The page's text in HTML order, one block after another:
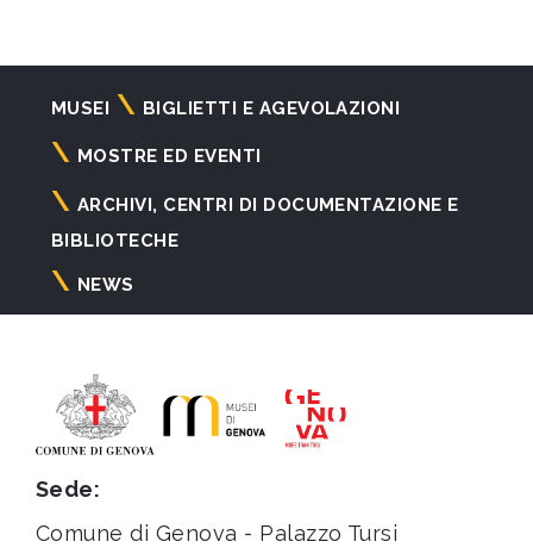
Navigazione
principale
MUSEI BIGLIETTI E AGEVOLAZIONI
MOSTRE ED EVENTI
ARCHIVI, CENTRI DI DOCUMENTAZIONE E
BIBLIOTECHE
NEWS
Sede:
Comune di Genova - Palazzo Tursi